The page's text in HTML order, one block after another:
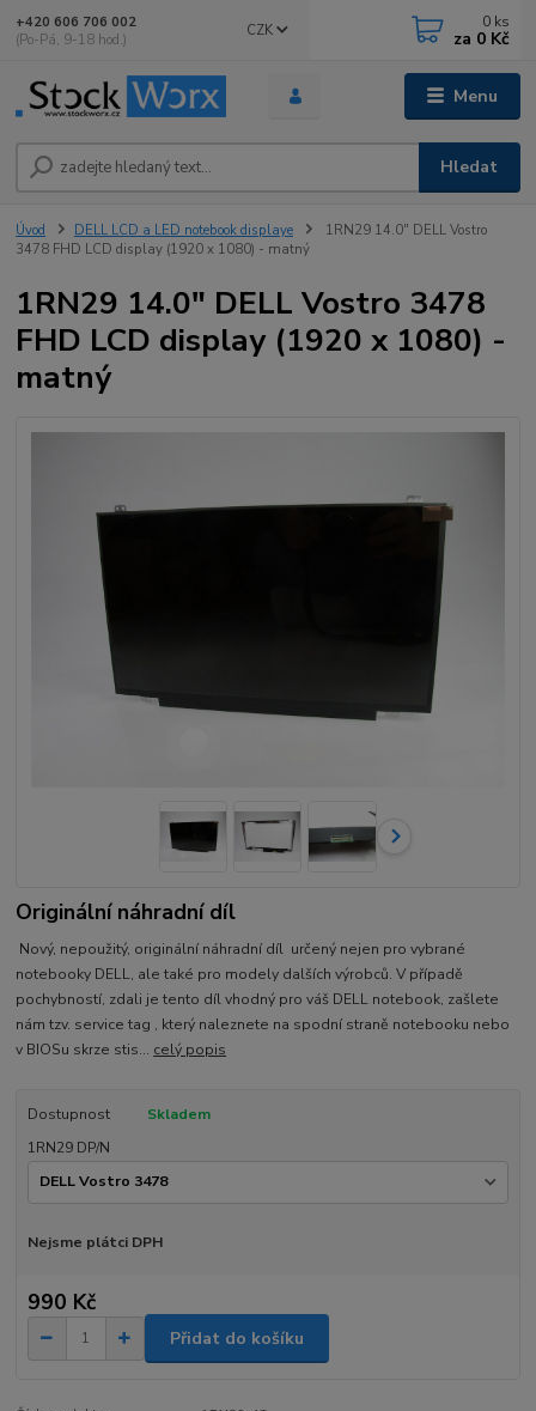
Menu
CZK
Hledat
+420 606 706 002
(Po-Pá, 9-18 hod.)
0 ks
za 0 Kč
Úvod DELL LCD a LED notebook displaye
1RN29 14.0" DELL Vostro
3478 FHD LCD display (1920 x 1080) - matný
1RN29 14.0" DELL Vostro 3478
FHD LCD display (1920 x 1080) -
matný
Originální náhradní díl
Nový, nepoužitý, originální náhradní díl určený nejen pro vybrané
notebooky DELL, ale také pro modely dalších výrobců. V případě
pochybností, zdali je tento díl vhodný pro váš DELL notebook, zašlete
nám tzv. service tag , který naleznete na spodní straně notebooku nebo
v BIOSu skrze stis... celý popis
Dostupnost
Skladem
1RN29 DP/N
Nejsme plátci DPH
990 Kč
Přidat do košíku